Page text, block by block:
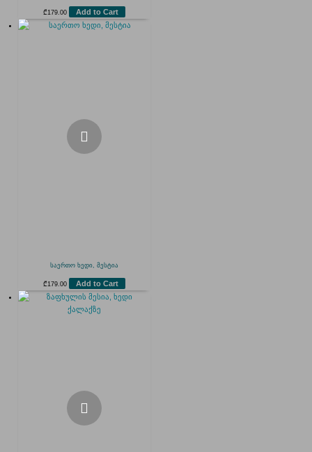
₾ 179.00 Add to Cart
საერთო ხედი, მესტია
₾ 179.00 Add to Cart